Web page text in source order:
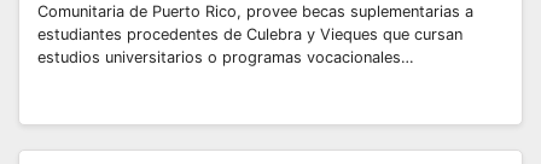
Comunitaria de Puerto Rico, provee becas suplementarias a
estudiantes procedentes de Culebra y Vieques que cursan
estudios universitarios o programas vocacionales…